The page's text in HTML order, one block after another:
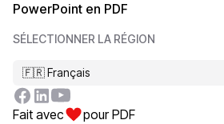
TIFF en PDF
PowerPoint en PDF
SÉLECTIONNER LA RÉGION
🇫🇷 Français
Fait avec pour PDF